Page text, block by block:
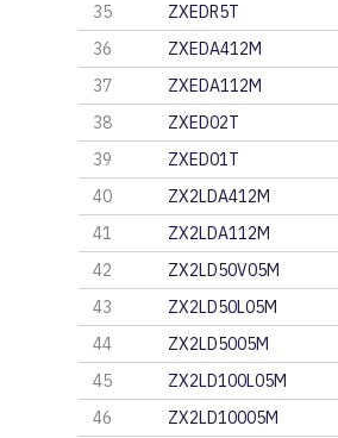
35 ZXEDR5T
36 ZXEDA412M
37 ZXEDA112M
38 ZXED02T
39 ZXED01T
40 ZX2LDA412M
41 ZX2LDA112M
42 ZX2LD50V05M
43 ZX2LD50L05M
44 ZX2LD5005M
45 ZX2LD100L05M
46 ZX2LD10005M